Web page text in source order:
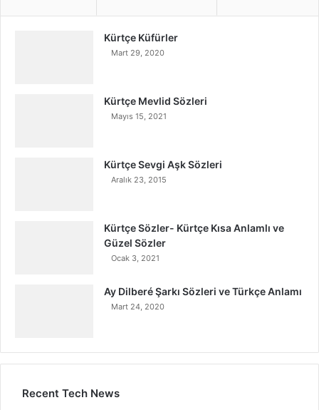
Kürtçe Küfürler
Mart 29, 2020
Kürtçe Mevlid Sözleri
Mayıs 15, 2021
Kürtçe Sevgi Aşk Sözleri
Aralık 23, 2015
Kürtçe Sözler- Kürtçe Kısa Anlamlı ve
Güzel Sözler
Ocak 3, 2021
Ay Dilberé Şarkı Sözleri ve Türkçe Anlamı
Mart 24, 2020
Recent Tech News